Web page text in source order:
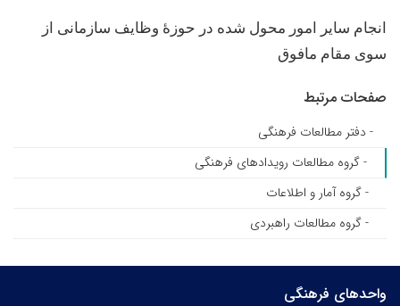
انجام سایر امور محول شده در حوزۀ وظایف سازمانی از
سوی مقام مافوق
صفحات مرتبط
- دفتر مطالعات فرهنگی
- گروه مطالعات رویدادهای فرهنگی
- گروه آمار و اطلاعات
- گروه مطالعات راهبردی
واحدهای فرهنگی